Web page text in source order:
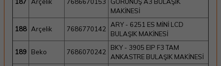
187 Arçelik 7686670153
GÖRÜNÜŞ A3 BULAŞIK
MAKİNESİ
188 Arçelik 7686770142
ARY - 6251 ES MİNİ LCD
BULAŞIK MAKİNESİ
189 Beko 7686070242
BKY - 3905 EIP F3 TAM
ANKASTRE BULAŞIK MAKİNESİ